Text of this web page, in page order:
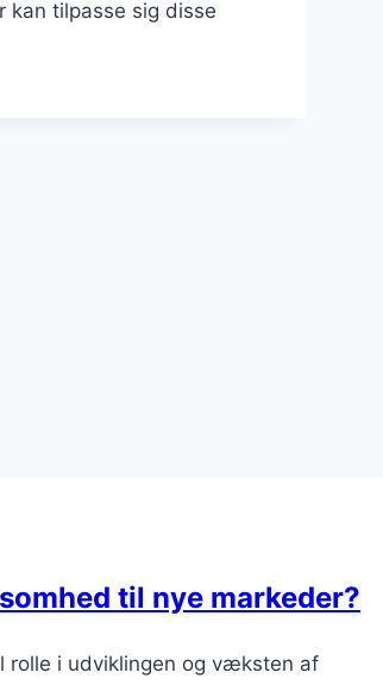
kan tilpasse sig disse
til nye markeder?
rolle i udviklingen og væksten af